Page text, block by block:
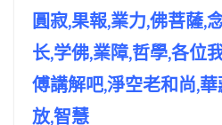
圓寂,果報,業力,佛菩薩,
长,学佛,業障,哲學,各位
傅講解吧,淨空老和尚,
放,智慧